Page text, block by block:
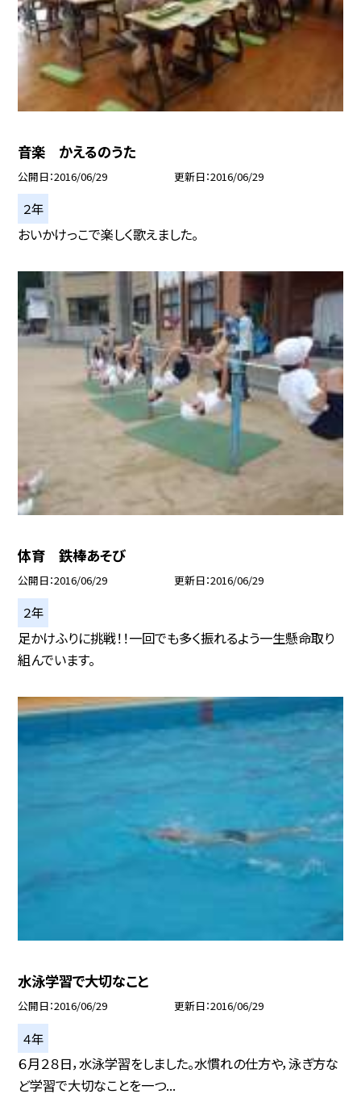
音楽 かえるのうた
公開日 2016/06/29 更新日 2016/06/29
２年
おいかけっこで楽しく歌えました。
体育 鉄棒あそび
公開日 2016/06/29 更新日 2016/06/29
２年
足かけふりに挑戦！！一回でも多く振れるよう一生懸命取り
組んでいます。
水泳学習で大切なこと
公開日 2016/06/29 更新日 2016/06/29
４年
６月２８日，水泳学習をしました。水慣れの仕方や，泳ぎ方な
ど学習で大切なことを一つ...